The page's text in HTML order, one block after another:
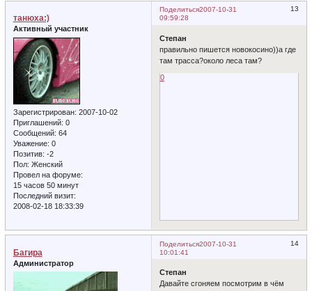
Поделиться 13
2007-10-31
09:59:28
танюха:)
Активный участник
Зарегистрирован: 2007-10-02
Приглашений: 0
Сообщений: 64
Уважение: 0
Позитив: -2
Пол: Женский
Провел на форуме:
15 часов 50 минут
Последний визит:
2008-02-18 18:33:39
Степан
правильно пишется новокосино))а где
там трасса?около леса там?
0
Поделиться 14
2007-10-31
10:01:41
Багира
Администратор
Степан
Давайте сгоняем посмотрим в чём